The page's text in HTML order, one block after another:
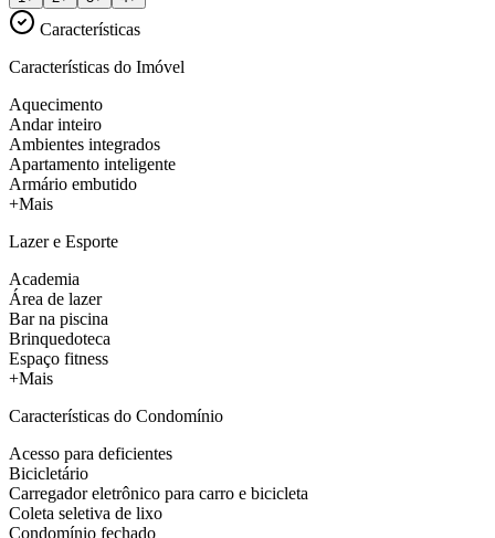
Características
Características do Imóvel
Aquecimento
Andar inteiro
Ambientes integrados
Apartamento inteligente
Armário embutido
+Mais
Lazer e Esporte
Academia
Área de lazer
Bar na piscina
Brinquedoteca
Espaço fitness
+Mais
Características do Condomínio
Acesso para deficientes
Bicicletário
Carregador eletrônico para carro e bicicleta
Coleta seletiva de lixo
Condomínio fechado